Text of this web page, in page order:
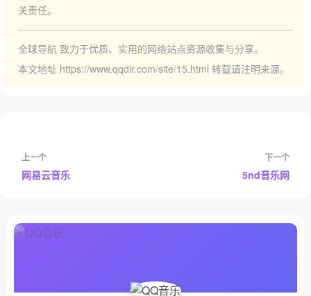
关责任。
全球导航 致力于优质、实用的网络站点资源收集与分享。
本文地址 https://www.qqdir.com/site/15.html 转载请注明来源。
上一个
网易云音乐
下一个
5nd音乐网